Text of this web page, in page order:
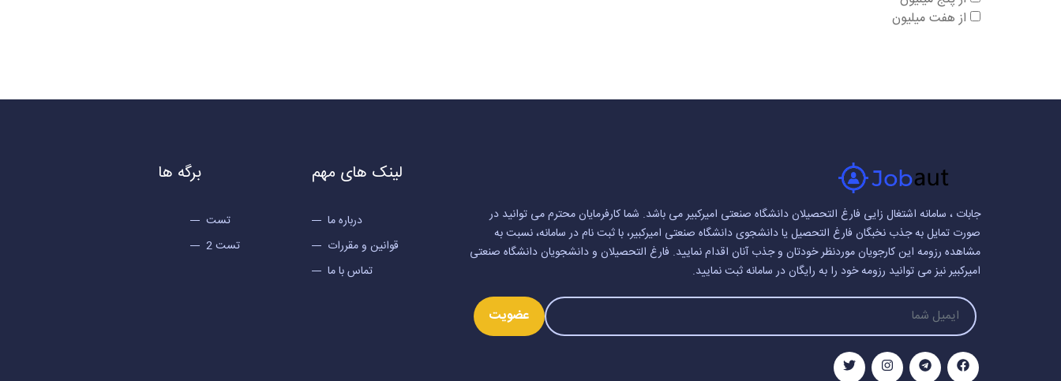
از هفت میلیون
جابات ، سامانه اشتغال زایی فارغ التحصیلان دانشگاه صنعتی امیرکبیر می باشد. شما کارفرمایان محترم می توانید در
صورت تمایل به جذب نخبگان فارغ التحصیل یا دانشجوی دانشگاه صنعتی امیرکبیر، با ثبت نام در سامانه، نسبت به
مشاهده رزومه این کارجویان موردنظر خودتان و جذب آنان اقدام نمایید. فارغ التحصیلان و دانشجویان دانشگاه صنعتی
امیرکبیر نیز می توانید رزومه خود را به رایگان در سامانه ثبت نمایید.
عضویت
لینک های مهم
درباره ما
قوانین و مقررات
تماس با ما
برگه ها
تست
تست 2